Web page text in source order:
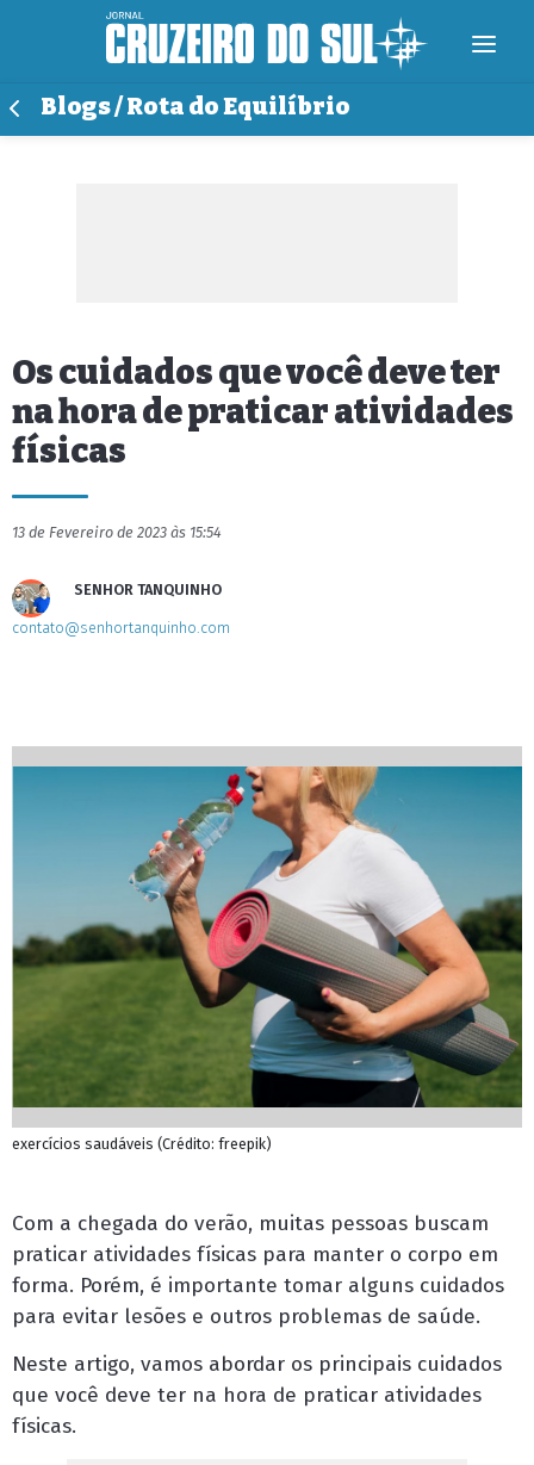
Blogs / Rota do Equilíbrio
Os cuidados que você deve ter
na hora de praticar atividades
físicas
13 de Fevereiro de 2023 às 15:54
SENHOR TANQUINHO
contato@senhortanquinho.com
exercícios saudáveis (Crédito: freepik)
Com a chegada do verão, muitas pessoas buscam
praticar atividades físicas para manter o corpo em
forma. Porém, é importante tomar alguns cuidados
para evitar lesões e outros problemas de saúde.
Neste artigo, vamos abordar os principais cuidados
que você deve ter na hora de praticar atividades
físicas.